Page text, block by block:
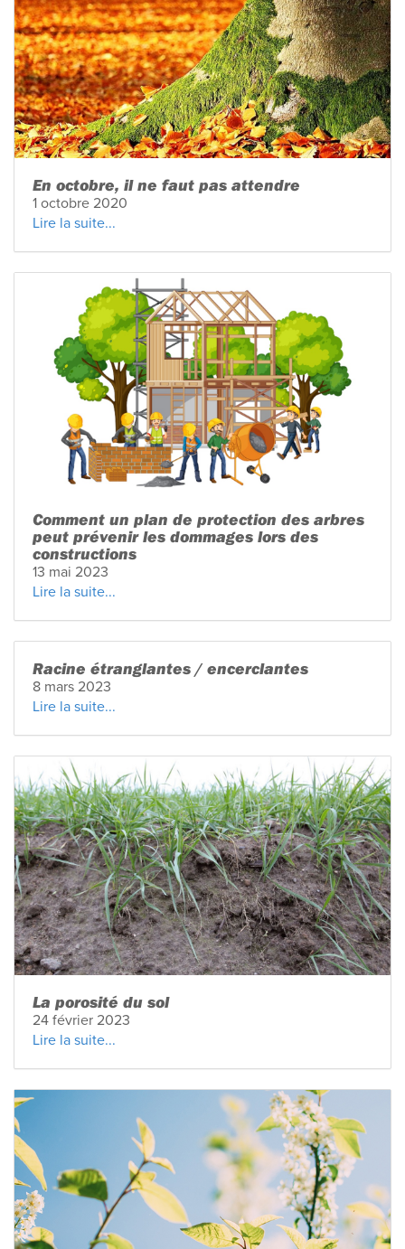
En octobre, il ne faut pas attendre
1 octobre 2020
Lire la suite...
Comment un plan de protection des arbres
peut prévenir les dommages lors des
constructions
13 mai 2023
Lire la suite...
Racine étranglantes / encerclantes
8 mars 2023
Lire la suite...
La porosité du sol
24 février 2023
Lire la suite...